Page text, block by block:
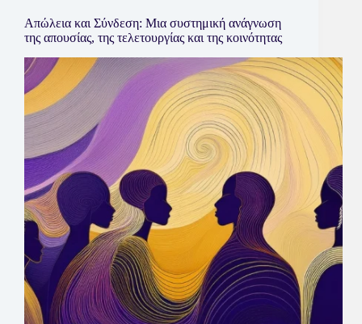
Απώλεια και Σύνδεση: Μια συστημική ανάγνωση
της απουσίας, της τελετουργίας και της κοινότητας